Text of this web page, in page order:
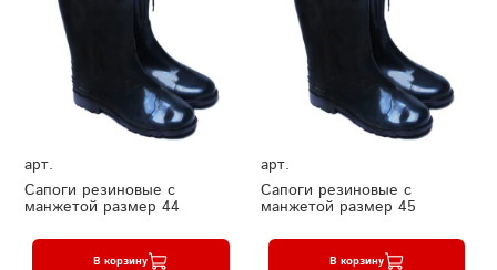
арт.
Сапоги резиновые с
манжетой размер 44
В корзину
арт.
Сапоги резиновые с
манжетой размер 45
В корзину